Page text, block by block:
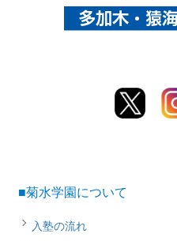
■菊水学園について
入塾の流れ